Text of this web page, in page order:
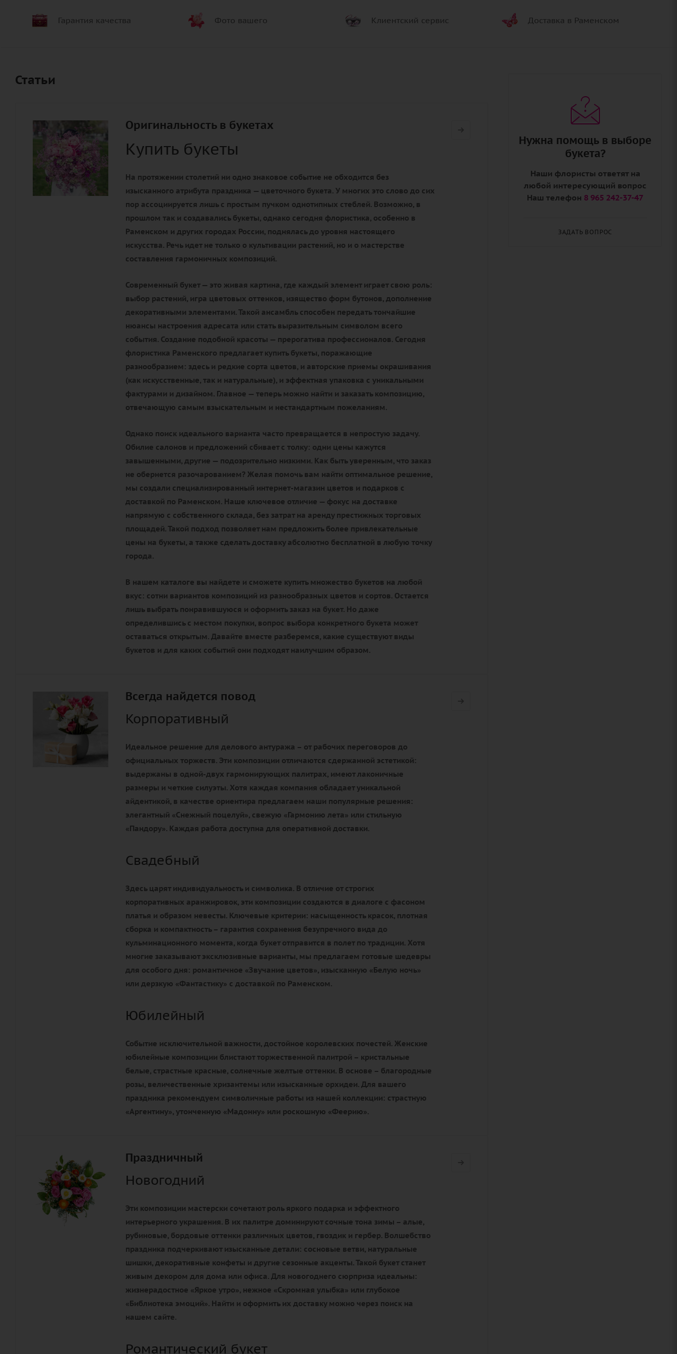
Гарантия качества Фото вашего Клиентский сервис Доставка в Раменском
Статьи
Оригинальность в букетах
Купить букеты
На протяжении столетий ни одно знаковое событие не обходится без
изысканного атрибута праздника — цветочного букета. У многих это слово до сих
пор ассоциируется лишь с простым пучком однотипных стеблей. Возможно, в
прошлом так и создавались букеты, однако сегодня флористика, особенно в
Раменском и других городах России, поднялась до уровня настоящего
искусства. Речь идет не только о культивации растений, но и о мастерстве
составления гармоничных композиций.
Современный букет — это живая картина, где каждый элемент играет свою роль:
выбор растений, игра цветовых оттенков, изящество форм бутонов, дополнение
декоративными элементами. Такой ансамбль способен передать тончайшие
нюансы настроения адресата или стать выразительным символом всего
события. Создание подобной красоты — прерогатива профессионалов. Сегодня
флористика Раменского предлагает купить букеты, поражающие
разнообразием: здесь и редкие сорта цветов, и авторские приемы окрашивания
(как искусственные, так и натуральные), и эффектная упаковка с уникальными
фактурами и дизайном. Главное — теперь можно найти и заказать композицию,
отвечающую самым взыскательным и нестандартным пожеланиям.
Однако поиск идеального варианта часто превращается в непростую задачу.
Обилие салонов и предложений сбивает с толку: одни цены кажутся
завышенными, другие — подозрительно низкими. Как быть уверенным, что заказ
не обернется разочарованием? Желая помочь вам найти оптимальное решение,
мы создали специализированный интернет-магазин цветов и подарков с
доставкой по Раменском. Наше ключевое отличие — фокус на доставке
напрямую с собственного склада, без затрат на аренду престижных торговых
площадей. Такой подход позволяет нам предложить более привлекательные
цены на букеты, а также сделать доставку абсолютно бесплатной в любую точку
города.
В нашем каталоге вы найдете и сможете купить множество букетов на любой
вкус: сотни вариантов композиций из разнообразных цветов и сортов. Остается
лишь выбрать понравившуюся и оформить заказ на букет. Но даже
определившись с местом покупки, вопрос выбора конкретного букета может
оставаться открытым. Давайте вместе разберемся, какие существуют виды
букетов и для каких событий они подходят наилучшим образом.
Всегда найдется повод
Корпоративный
Идеальное решение для делового антуража – от рабочих переговоров до
официальных торжеств. Эти композиции отличаются сдержанной эстетикой:
выдержаны в одной-двух гармонирующих палитрах, имеют лаконичные
размеры и четкие силуэты. Хотя каждая компания обладает уникальной
айдентикой, в качестве ориентира предлагаем наши популярные решения:
элегантный «Снежный поцелуй», свежую «Гармонию лета» или стильную
«Пандору». Каждая работа доступна для оперативной доставки.
Свадебный
Здесь царят индивидуальность и символика. В отличие от строгих
корпоративных аранжировок, эти композиции создаются в диалоге с фасоном
платья и образом невесты. Ключевые критерии: насыщенность красок, плотная
сборка и компактность – гарантия сохранения безупречного вида до
кульминационного момента, когда букет отправится в полет по традиции. Хотя
многие заказывают эксклюзивные варианты, мы предлагаем готовые шедевры
для особого дня: романтичное «Звучание цветов», изысканную «Белую ночь»
или дерзкую «Фантастику» с доставкой по Раменском.
Юбилейный
Событие исключительной важности, достойное королевских почестей. Женские
юбилейные композиции блистают торжественной палитрой – кристальные
белые, страстные красные, солнечные желтые оттенки. В основе – благородные
розы, величественные хризантемы или изысканные орхидеи. Для вашего
праздника рекомендуем символичные работы из нашей коллекции: страстную
«Аргентину», утонченную «Мадонну» или роскошную «Феерию».
Праздничный
Новогодний
Эти композиции мастерски сочетают роль яркого подарка и эффектного
интерьерного украшения. В их палитре доминируют сочные тона зимы – алые,
рубиновые, бордовые оттенки различных цветов, гвоздик и гербер. Волшебство
праздника подчеркивают изысканные детали: сосновые ветви, натуральные
шишки, декоративные конфеты и другие сезонные акценты. Такой букет станет
живым декором для дома или офиса. Для новогоднего сюрприза идеальны:
жизнерадостное «Яркое утро», нежное «Скромная улыбка» или глубокое
«Библиотека эмоций». Найти и оформить их доставку можно через поиск на
нашем сайте.
Романтический букет
Нужна помощь в выборе
букета?
Наши флористы ответят на
любой интересующий вопрос
Наш телефон 8 965 242-37-47
ЗАДАТЬ ВОПРОС